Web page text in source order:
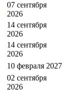
07 сентября
2026
14 сентября
2026
14 сентября
2026
10 февраля 2027
02 сентября
2026